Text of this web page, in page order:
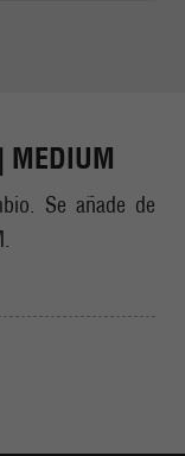
Se añade de